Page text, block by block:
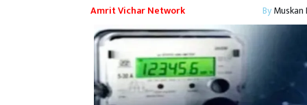
Amrit Vichar Network By